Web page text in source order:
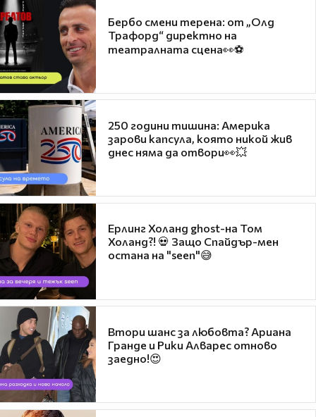
Бербо смени терена: от „Олд
Трафорд“ директно на
театралната сцена👀⚽
250 години тишина: Америка
зарови капсула, която никой жив
днес няма да отвори👀💥
Ерлинг Холанд ghost-на Том
Холанд?! 💀 Защо Спайдър-мен
остана на "seen"😅
Втори шанс за любовта? Ариана
Гранде и Рики Алварес отново
заедно!😍